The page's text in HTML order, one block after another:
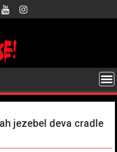
jezebel deva cradle